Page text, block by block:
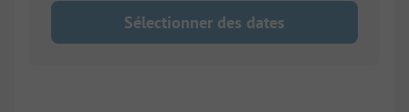
Sélectionner des dates